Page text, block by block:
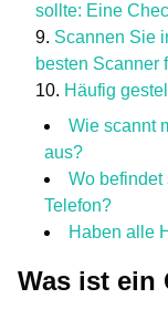
sollte: Eine
Scannen Sie
besten Scanner
Häufig
Wie scannt
aus?
Wo befindet
Telefon?
Haben alle
Was ist ein